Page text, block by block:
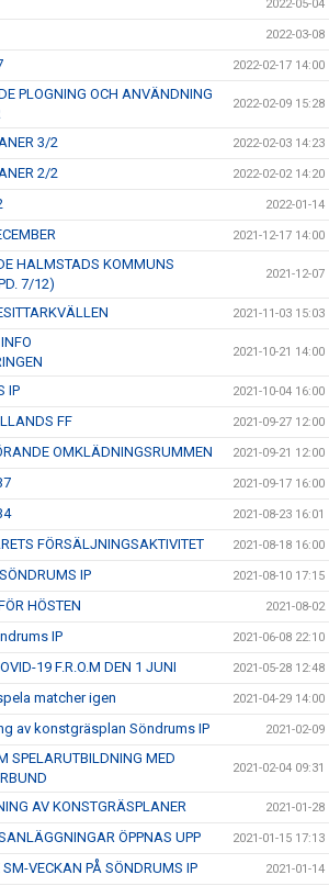
2022-05-04
2022-03-08
2022-02-17 14:00
PLOGNING OCH ANVÄNDNING
2022-02-09 15:28
3/2 2022-02-03 14:23
2/2 2022-02-02 14:20
2022-01-14
2021-12-17 14:00
HALMSTADS KOMMUNS
7/12)
2021-12-07
2021-11-03 15:03
2021-10-21 14:00
IP 2021-10-04 16:00
FF 2021-09-27 12:00
OMKLÄDNINGSRUMMEN 2021-09-21 12:00
2021-09-17 16:00
2021-08-23 16:01
FÖRSÄLJNINGSAKTIVITET 2021-08-18 16:00
IP 2021-08-10 17:15
HÖSTEN 2021-08-02
IP 2021-06-08 22:10
19 F.R.O.M DEN 1 JUNI 2021-05-28 12:48
matcher igen 2021-04-29 14:00
av konstgräsplan Söndrums IP 2021-02-09
SPELARUTBILDNING MED
2021-02-04 09:31
AV KONSTGRÄSPLANER 2021-01-28
ÖPPNAS UPP 2021-01-15 17:13
VECKAN PÅ SÖNDRUMS IP 2021-01-14